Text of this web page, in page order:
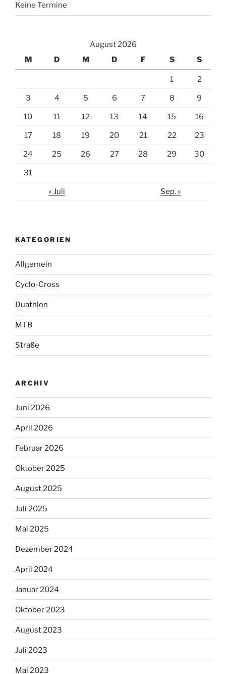
Keine Termine
August 2026
M
D M D F S S
1 2
3 4 5 6 7 8 9
10 11 12 13 14 15 16
17 18 19 20 21 22 23
24 25 26 27 28 29 30
31
« Juli Sep. »
KATEGORIEN
Allgemein
Cyclo-Cross
Duathlon
MTB
Straße
ARCHIV
Juni 2026
April 2026
Februar 2026
Oktober 2025
August 2025
Juli 2025
Mai 2025
Dezember 2024
April 2024
Januar 2024
Oktober 2023
August 2023
Juli 2023
Mai 2023